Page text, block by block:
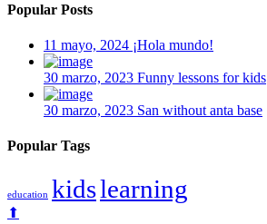
Popular Posts
11 mayo, 2024 ¡Hola mundo!
30 marzo, 2023 Funny lessons for kids
30 marzo, 2023 San without anta base
Popular Tags
education kidslearning
⬆